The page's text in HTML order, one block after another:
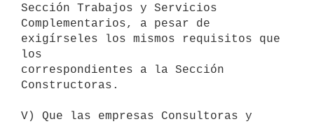
Sección Trabajos y Servicios
Complementarios, a pesar de
exigírseles los mismos requisitos que
los
correspondientes a la Sección
Constructoras.
V) Que las empresas Consultoras y